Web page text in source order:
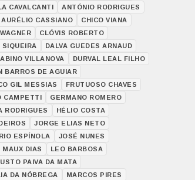
CAVALCANTI
ANTÓNIO RODRIGUES
CASSIANO
CHICO VIANA
CLÓVIS ROBERTO
SIQUEIRA
DALVA GUEDES ARNAUD
VILLANOVA
DURVAL LEAL FILHO
BARROS DE AGUIAR
GIL MESSIAS
FRUTUOSO CHAVES
CAMPETTI
GERMANO ROMERO
RODRIGUES
HÉLIO COSTA
JORGE ELIAS NETO
ESPÍNOLA
JOSÉ NUNES
DIAS
LEO BARBOSA
PAIVA DA MATA
DA NÓBREGA
MARCOS PIRES